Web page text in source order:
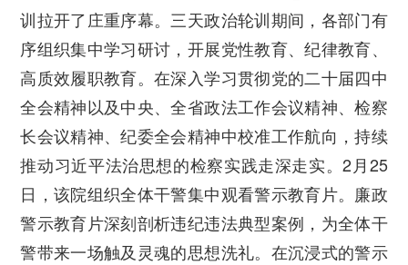
训拉开了庄重序幕。三天政治轮训期间，各部门有
序组织集中学习研讨，开展党性教育、纪律教育、
高质效履职教育。在深入学习贯彻党的二十届四中
全会精神以及中央、全省政法工作会议精神、检察
长会议精神、纪委全会精神中校准工作航向，持续
推动习近平法治思想的检察实践走深走实。2月25
日，该院组织全体干警集中观看警示教育片。廉政
警示教育片深刻剖析违纪违法典型案例，为全体干
警带来一场触及灵魂的思想洗礼。在沉浸式的警示